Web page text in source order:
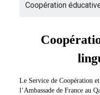
Coopération
Le Service de Coopération
l’Ambassade de France au